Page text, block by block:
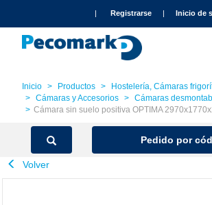
| Registrarse | Inicio de
Inicio Productos
Hostelería, Cámaras
Cámaras y Accesorios
Cámaras
Cámara sin suelo positiva OPTIMA
Pedido por
Volver